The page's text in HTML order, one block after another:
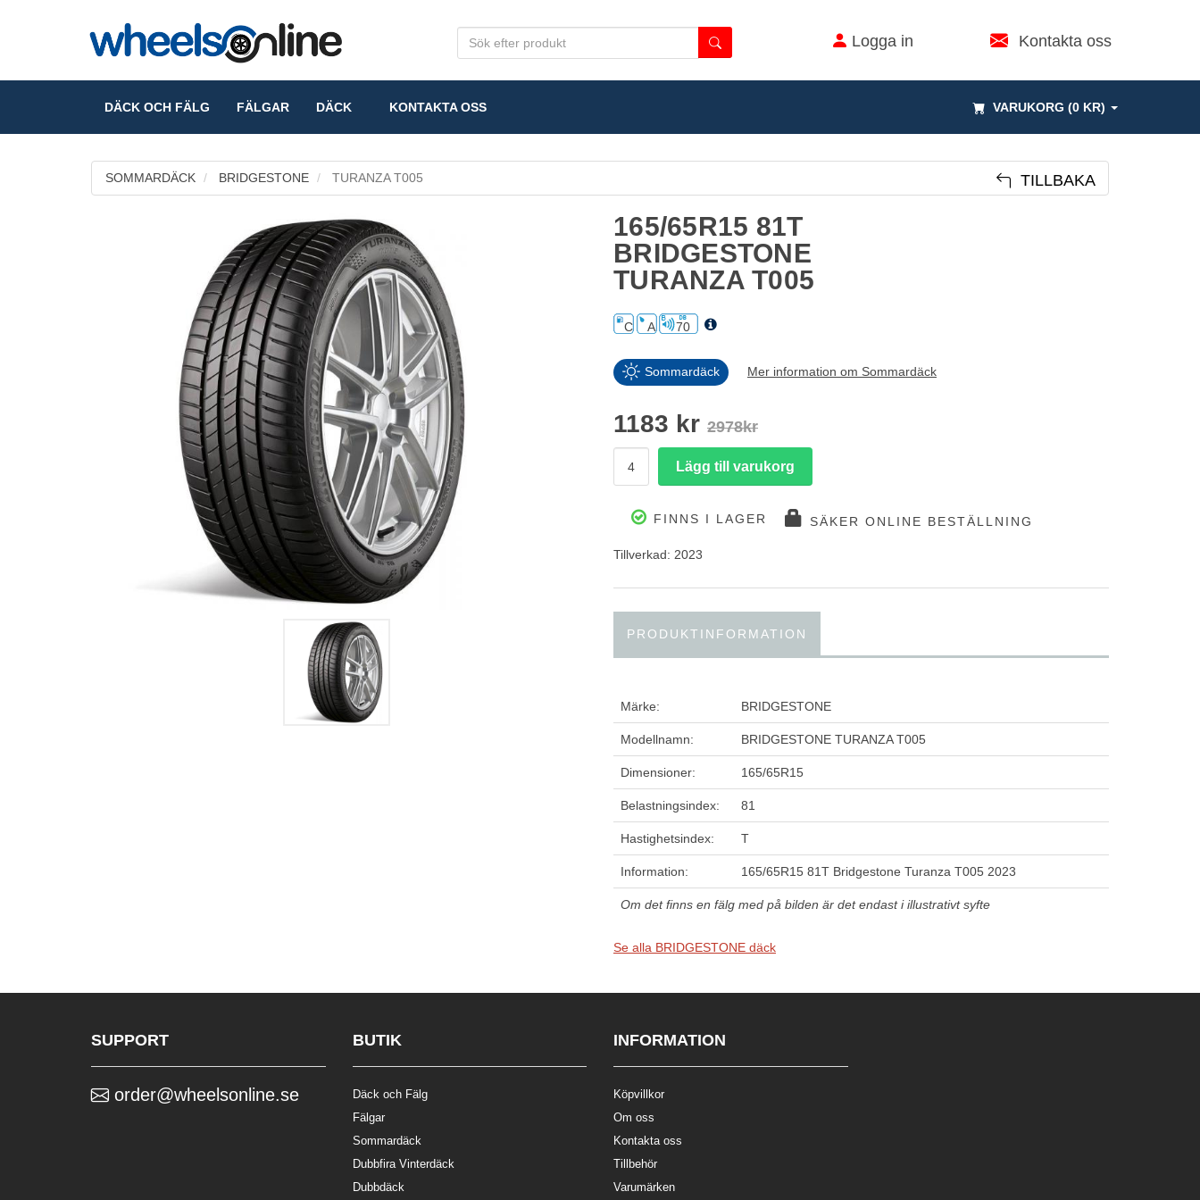
Logga in Kontakta oss
VARUKORG (0 KR)
DÄCK OCH FÄLG FÄLGAR DÄCK KONTAKTA OSS
SOMMARDÄCK BRIDGESTONE TURANZA T005 TILLBAKA
165/65R15 81T
BRIDGESTONE
TURANZA T005
C A 70
Sommardäck Mer information om Sommardäck
1183 kr 2978kr
FINNS I LAGER SÄKER ONLINE BESTÄLLNING
Tillverkad: 2023
PRODUKTINFORMATION
Märke: BRIDGESTONE
Modellnamn: BRIDGESTONE TURANZA T005
Dimensioner: 165/65R15
Belastningsindex: 81
Hastighetsindex: T
Information: 165/65R15 81T Bridgestone Turanza T005 2023
Om det finns en fälg med på bilden är det endast i illustrativt syfte
Se alla BRIDGESTONE däck
SUPPORT
order@wheelsonline.se
BUTIK
Däck och Fälg
Fälgar
Sommardäck
Dubbfira Vinterdäck
Dubbdäck
INFORMATION
Köpvillkor
Om oss
Kontakta oss
Tillbehör
Varumärken